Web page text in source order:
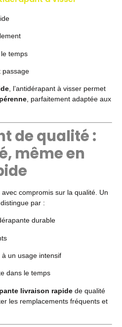
temps
passage
, l’antidérapant à visser permet
, parfaitement adaptée aux
de qualité :
même en
compromis sur la qualité. Un
par :
durable
un usage intensif
dans le temps
livraison rapide de qualité
les remplacements fréquents et